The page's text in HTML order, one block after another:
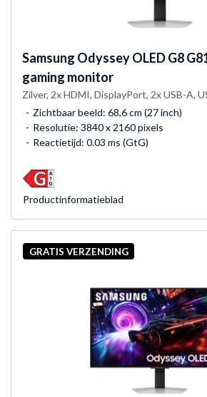
Samsung Odyssey OLED G8
gaming monitor
Zilver, 2x HDMI, DisplayPort, 2x USB-A,
Zichtbaar beeld: 68,6 cm (27 inch)
Resolutie: 3840 x 2160 pixels
Reactietijd: 0.03 ms (GtG)
Product­informatieblad
GRATIS VERZENDING